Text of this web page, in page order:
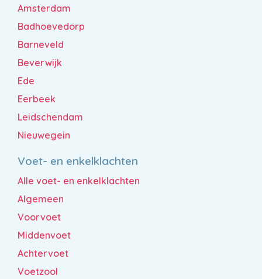
Amsterdam
Badhoevedorp
Barneveld
Beverwijk
Ede
Eerbeek
Leidschendam
Nieuwegein
Voet- en enkelklachten
Alle voet- en enkelklachten
Algemeen
Voorvoet
Middenvoet
Achtervoet
Voetzool